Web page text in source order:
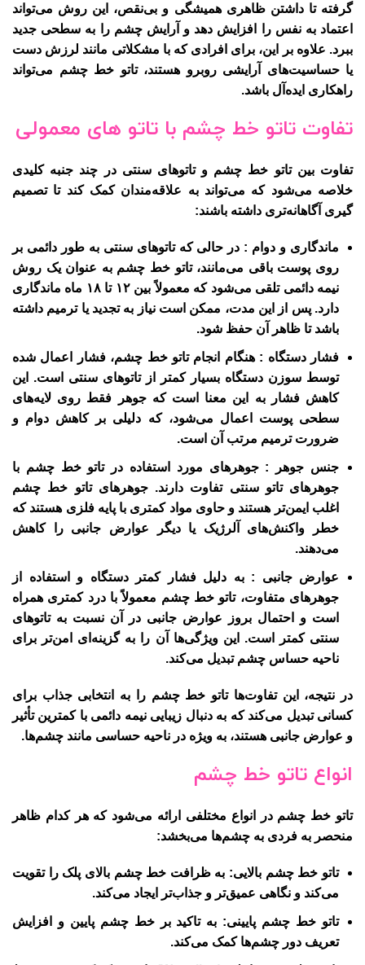
گرفته تا داشتن ظاهری همیشگی و بی‌نقص، این روش می‌تواند
اعتماد به نفس را افزایش دهد و آرایش چشم را به سطحی جدید
ببرد. علاوه بر این، برای افرادی که با مشکلاتی مانند لرزش دست
یا حساسیت‌های آرایشی روبرو هستند، تاتو خط چشم می‌تواند
راهکاری ایده‌آل باشد.
تفاوت تاتو خط چشم با تاتو های معمولی
تفاوت بین تاتو خط چشم و تاتوهای سنتی در چند جنبه کلیدی
خلاصه می‌شود که می‌تواند به علاقه‌مندان کمک کند تا تصمیم
گیری آگاهانه‌تری داشته باشند:
ماندگاری و دوام : در حالی که تاتوهای سنتی به طور دائمی بر
روی پوست باقی می‌مانند، تاتو خط چشم به عنوان یک روش
نیمه دائمی تلقی می‌شود که معمولاً بین ۱۲ تا ۱۸ ماه ماندگاری
دارد. پس از این مدت، ممکن است نیاز به تجدید یا ترمیم داشته
باشد تا ظاهر آن حفظ شود.
فشار دستگاه : هنگام انجام تاتو خط چشم، فشار اعمال شده
توسط سوزن دستگاه بسیار کمتر از تاتوهای سنتی است. این
کاهش فشار به این معنا است که جوهر فقط روی لایه‌های
سطحی پوست اعمال می‌شود، که دلیلی بر کاهش دوام و
ضرورت ترمیم مرتب آن است.
جنس جوهر : جوهرهای مورد استفاده در تاتو خط چشم با
جوهرهای تاتو سنتی تفاوت دارند. جوهرهای تاتو خط چشم
اغلب ایمن‌تر هستند و حاوی مواد کمتری با پایه فلزی هستند که
خطر واکنش‌های آلرژیک یا دیگر عوارض جانبی را کاهش
می‌دهند.
عوارض جانبی : به دلیل فشار کمتر دستگاه و استفاده از
جوهرهای متفاوت، تاتو خط چشم معمولاً با درد کمتری همراه
است و احتمال بروز عوارض جانبی در آن نسبت به تاتوهای
سنتی کمتر است. این ویژگی‌ها آن را به گزینه‌ای امن‌تر برای
ناحیه حساس چشم تبدیل می‌کند.
در نتیجه، این تفاوت‌ها تاتو خط چشم را به انتخابی جذاب برای
کسانی تبدیل می‌کند که به دنبال زیبایی نیمه دائمی با کمترین تأثیر
و عوارض جانبی هستند، به ویژه در ناحیه حساسی مانند چشم‌ها.
انواع تاتو خط چشم
تاتو خط چشم در انواع مختلفی ارائه می‌شود که هر کدام ظاهر
منحصر به فردی به چشم‌ها می‌بخشد:
تاتو خط چشم بالایی: به ظرافت خط چشم بالای پلک را تقویت
می‌کند و نگاهی عمیق‌تر و جذاب‌تر ایجاد می‌کند.
تاتو خط چشم پایینی: به تاکید بر خط چشم پایین و افزایش
تعریف دور چشم‌ها کمک می‌کند.